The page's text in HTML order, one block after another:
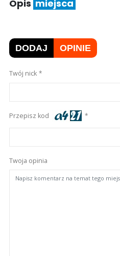
Opis miejsca
DODAJ OPINIE
Twój nick
Przepisz kod
Twoja opinia